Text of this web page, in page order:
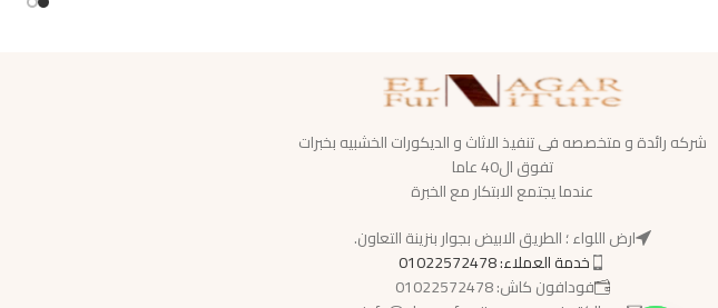
شركه رائدة و متخصصه فى تنفيذ الاثاث و الديكورات الخشبيه بخبرات
تفوق ال40 عاما
عندما يجتمع الابتكار مع الخبرة
ارض اللواء ؛ الطريق الابيض بجوار بنزينة التعاون.
خدمة العملاء: 01022572478
فودافون كاش: 01022572478